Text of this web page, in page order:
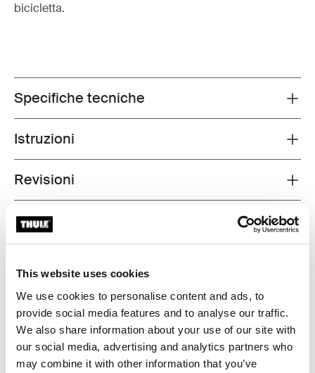
This website uses cookies
We use cookies to personalise content and ads, to
provide social media features and to analyse our traffic.
We also share information about your use of our site with
our social media, advertising and analytics partners who
may combine it with other information that you’ve
bicicletta.
Toggle techspec
Specifiche tecniche
Toggle guides and instructions
Istruzioni
Toggle overview
Revisioni
Informazioni sulla produzione
Nome produttore: Thule Sweden
Indirizzo del produttore: Borggatan 5, 335 73
Hillerstorp, Svezia
Email: support@thule.com
Sito web: www.thule.com